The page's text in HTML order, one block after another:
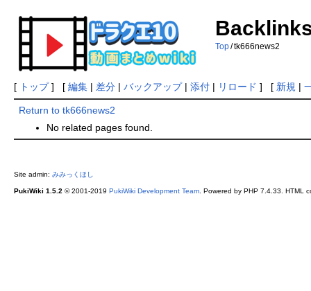
Top /tk666news2
[ トップ] [ 編集| 差分| バックアップ| 添付| リロード ] [ 新規 |
Return to tk666news2
No related pages found.
Site admin: みみっくほし
PukiWiki 1.5.2 © 2001-2019 PukiWiki Development Team. Powered by PHP 7.4.33. HTML